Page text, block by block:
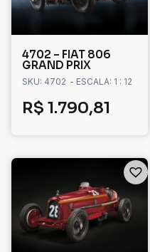
4702 – FIAT 806
GRAND PRIX
SKU: 4702 - ESCALA: 1 : 12
R$ 1.790,81